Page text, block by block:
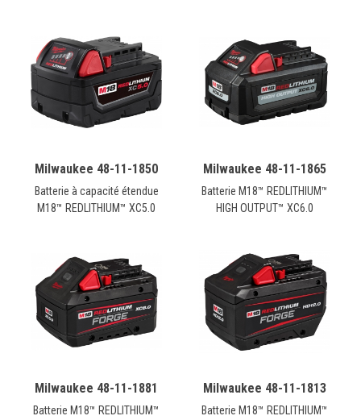
Milwaukee 48-11-1850
Batterie à capacité étendue
M18™ REDLITHIUM™ XC5.0
Milwaukee 48-11-1865
Batterie M18™ REDLITHIUM™
HIGH OUTPUT™ XC6.0
Milwaukee 48-11-1881
Batterie M18™ REDLITHIUM™
Milwaukee 48-11-1813
Batterie M18™ REDLITHIUM™